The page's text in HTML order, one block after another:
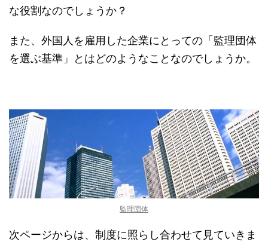
な役割なのでしょうか？
また、外国人を雇用した企業にとっての「監理団体
を選ぶ基準」とはどのようなことなのでしょうか。
監理団体
次ページからは、制度に照らし合わせて見ていきま